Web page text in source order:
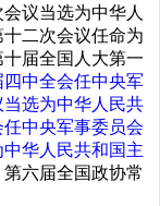
议当选为中华人
二次会议任命为
届全国人大第一
四中全会任中央军
选为中华人民共
中央军事委员会
华人民共和国主
第六届全国政协常